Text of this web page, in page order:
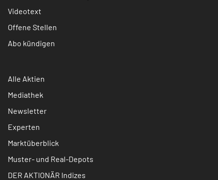
Videotext
Offene Stellen
Abo kündigen
Alle Aktien
Mediathek
Newsletter
Experten
Marktüberblick
Muster- und Real-Depots
DER AKTIONÄR Indizes